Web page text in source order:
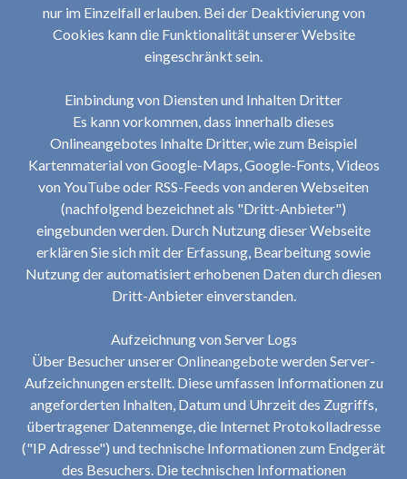
nur im Einzelfall erlauben. Bei der Deaktivierung von
Cookies kann die Funktionalität unserer Website
eingeschränkt sein.
Einbindung von Diensten und Inhalten Dritter
Es kann vorkommen, dass innerhalb dieses
Onlineangebotes Inhalte Dritter, wie zum Beispiel
Kartenmaterial von Google-Maps, Google-Fonts, Videos
von YouTube oder RSS-Feeds von anderen Webseiten
(nachfolgend bezeichnet als "Dritt-Anbieter")
eingebunden werden. Durch Nutzung dieser Webseite
erklären Sie sich mit der Erfassung, Bearbeitung sowie
Nutzung der automatisiert erhobenen Daten durch diesen
Dritt-Anbieter einverstanden.
Aufzeichnung von Server Logs
Über Besucher unserer Onlineangebote werden Server-
Aufzeichnungen erstellt. Diese umfassen Informationen zu
angeforderten Inhalten, Datum und Uhrzeit des Zugriffs,
übertragener Datenmenge, die Internet Protokolladresse
("IP Adresse") und technische Informationen zum Endgerät
des Besuchers. Die technischen Informationen